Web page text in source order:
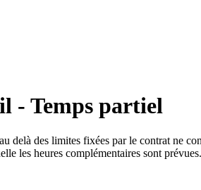
- Temps partiel
delà des limites fixées par le contrat ne
les heures complémentaires sont prévues.